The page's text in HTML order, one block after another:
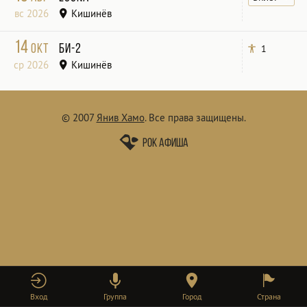
Вход Группа Город Страна
вс 2026 Кишинёв
14окт
ср 2026
Би-2
Кишинёв
1
© 2007 Янив Хамо. Все права защищены.
Рок афиша